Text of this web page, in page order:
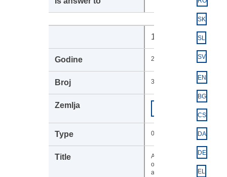
110034
2024
3068
Europska
komisija
049
Acknowledgement
of receipt of the
adopted text
SK
SL
SV
EN
BG
CS
DA
DE
EL